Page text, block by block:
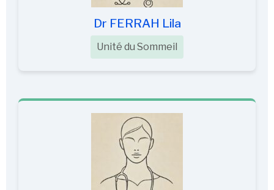
Dr FERRAH Lila
Unité du Sommeil